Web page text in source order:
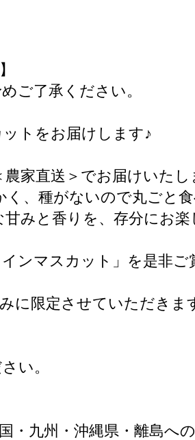
ご了承ください。
トをお届けします♪
家直送＞でお届けいたし
、種がないので丸ごと食
みと香りを、存分にお楽
ンマスカット」を是非ご
に限定させていただきま
い。
九州・沖縄県・離島へ